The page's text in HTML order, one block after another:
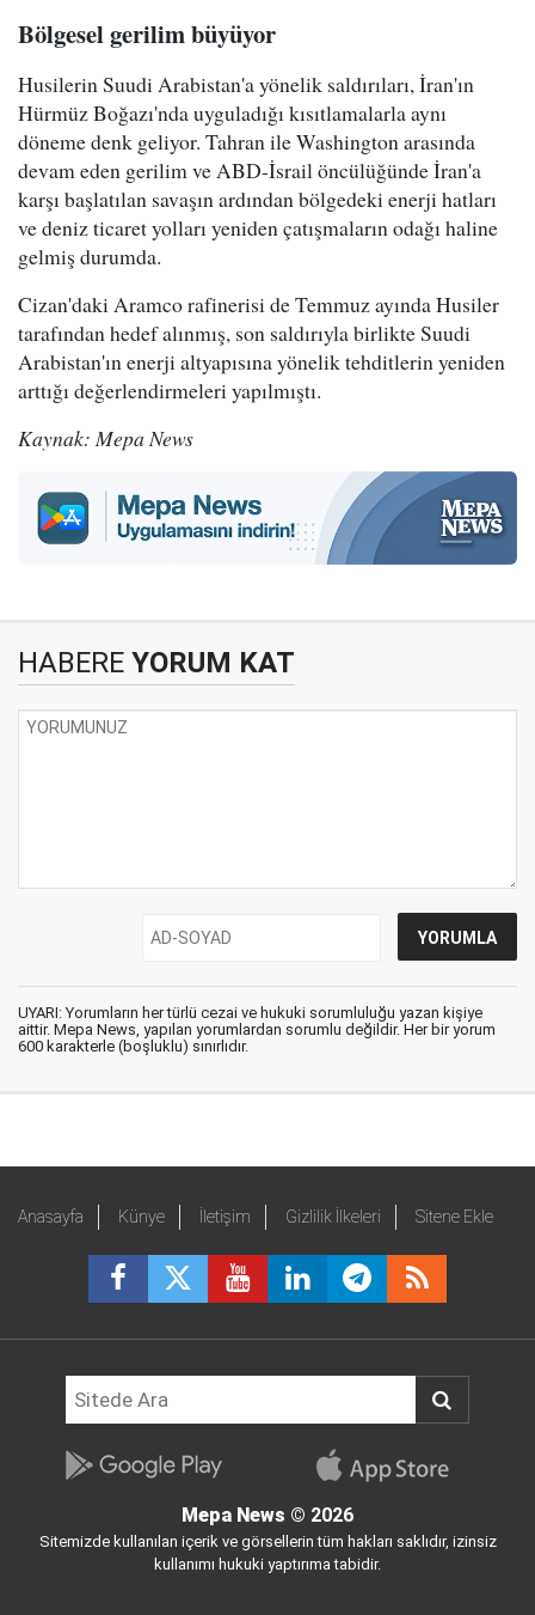
Bölgesel gerilim büyüyor
Husilerin Suudi Arabistan'a yönelik saldırıları, İran'ın
Hürmüz Boğazı'nda uyguladığı kısıtlamalarla aynı
döneme denk geliyor. Tahran ile Washington arasında
devam eden gerilim ve ABD-İsrail öncülüğünde İran'a
karşı başlatılan savaşın ardından bölgedeki enerji hatları
ve deniz ticaret yolları yeniden çatışmaların odağı haline
gelmiş durumda.
Cizan'daki Aramco rafinerisi de Temmuz ayında Husiler
tarafından hedef alınmış, son saldırıyla birlikte Suudi
Arabistan'ın enerji altyapısına yönelik tehditlerin yeniden
arttığı değerlendirmeleri yapılmıştı.
Kaynak: Mepa News
HABERE YORUM KAT
UYARI: Yorumların her türlü cezai ve hukuki sorumluluğu yazan kişiye
aittir. Mepa News, yapılan yorumlardan sorumlu değildir. Her bir yorum
600 karakterle (boşluklu) sınırlıdır.
Anasayfa Künye İletişim Gizlilik İlkeleri Sitene Ekle
Mepa News © 2026
Sitemizde kullanılan içerik ve görsellerin tüm hakları saklıdır, izinsiz
kullanımı hukuki yaptırıma tabidir.